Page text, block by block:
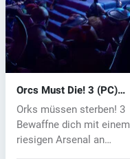
Orcs Must Die! 3 (PC)
key
Orks müssen sterben! 3
Bewaffne dich mit einem
riesigen Arsenal an